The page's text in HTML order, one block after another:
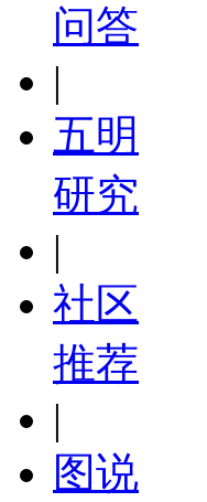
问答
|
五明
研究
|
社区
推荐
|
图说